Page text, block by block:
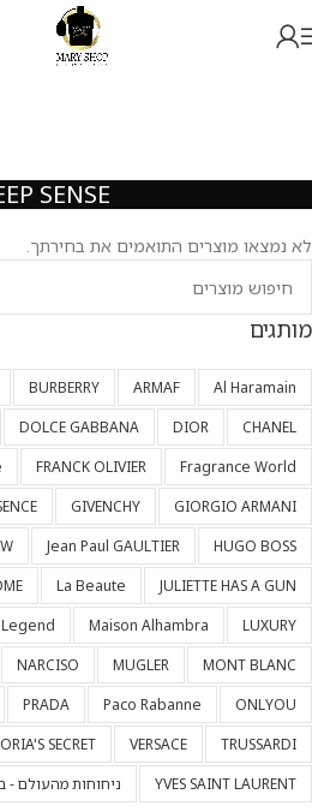
SENSE
לא נמצאו מוצרים התואמים את בחירתך.
מותגים
Al Haramain
ARMAF
BURBERRY
CHANEL
DIOR
DOLCE GABBANA
Fragrance World
FRANCK OLIVIER
GIORGIO ARMANI
GIVENCHY
HUGO BOSS
Jean Paul GAULTIER
JULIETTE HAS A GUN
La Beaute
LUXURY
Maison Alhambra
MONT BLANC
MUGLER
NARCISO
ONLYOU
Paco Rabanne
PRADA
TRUSSARDI
VERSACE
SECRET
YVES SAINT LAURENT
ניחוחות מהעולם -